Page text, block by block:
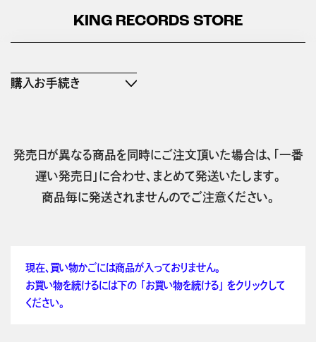
KING RECORDS STORE
購入お手続き
発売日が異なる商品を同時にご注文頂いた場合は、「一番
遅い発売日」に合わせ、まとめて発送いたします。
商品毎に発送されませんのでご注意ください。
現在、買い物かごには商品が入っておりません。
お買い物を続けるには下の 「お買い物を続ける」 をクリックして
ください。